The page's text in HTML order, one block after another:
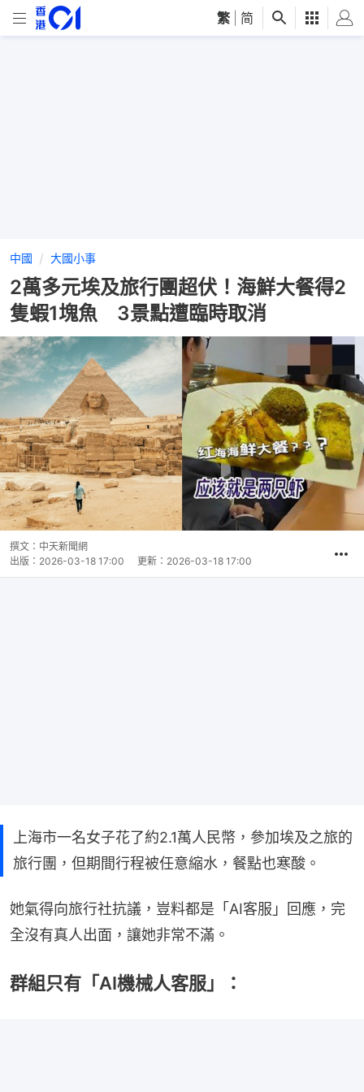
繁 简
中國 大國小事
2萬多元埃及旅行團超伏！海鮮大餐得2
隻蝦1塊魚 3景點遭臨時取消
撰文： 中天新聞網
出版： 2026-03-18 17:00 更新： 2026-03-18 17:00
上海市一名女子花了約2.1萬人民幣，參加埃及之旅的
旅行團，但期間行程被任意縮水，餐點也寒酸。
她氣得向旅行社抗議，豈料都是「AI客服」回應，完
全沒有真人出面，讓她非常不滿。
群組只有「AI機械人客服」：